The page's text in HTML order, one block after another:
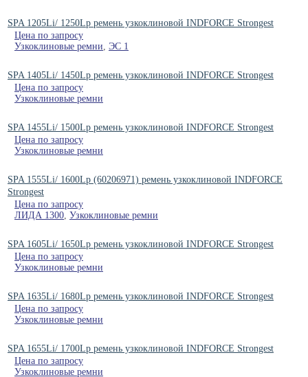
SPA 1205Li/ 1250Lp ремень узкоклиновой INDFORCE Strongest
Цена по запросу
Узкоклиновые ремни ЭС 1
SPA 1405Li/ 1450Lp ремень узкоклиновой INDFORCE Strongest
Цена по запросу
Узкоклиновые ремни
SPA 1455Li/ 1500Lp ремень узкоклиновой INDFORCE Strongest
Цена по запросу
Узкоклиновые ремни
SPA 1555Li/ 1600Lp (60206971) ремень узкоклиновой INDFORCE
Strongest
Цена по запросу
ЛИДА 1300 Узкоклиновые ремни
SPA 1605Li/ 1650Lp ремень узкоклиновой INDFORCE Strongest
Цена по запросу
Узкоклиновые ремни
SPA 1635Li/ 1680Lp ремень узкоклиновой INDFORCE Strongest
Цена по запросу
Узкоклиновые ремни
SPA 1655Li/ 1700Lp ремень узкоклиновой INDFORCE Strongest
Цена по запросу
Узкоклиновые ремни